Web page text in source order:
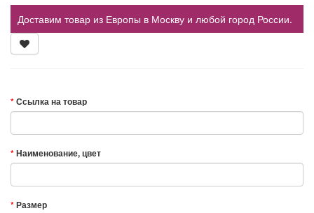
Доставим товар из Европы в Москву и любой город России.
Ссылка на товар
Наименование, цвет
Размер